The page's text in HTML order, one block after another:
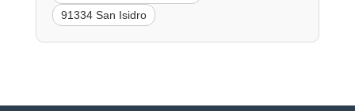
91334 San Isidro